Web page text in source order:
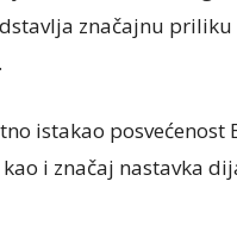
značajnu
istakao posvećenost
i značaj nastavka